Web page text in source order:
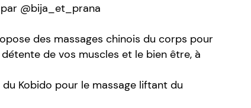
@bija_et_prana
des massages chinois du corps pour
de vos muscles et le bien être, à
Kobido pour le massage liftant du